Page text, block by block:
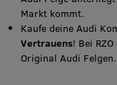
Markt kommt.
Kaufe deine Audi
Vertrauens! Bei
Original Audi Felgen.